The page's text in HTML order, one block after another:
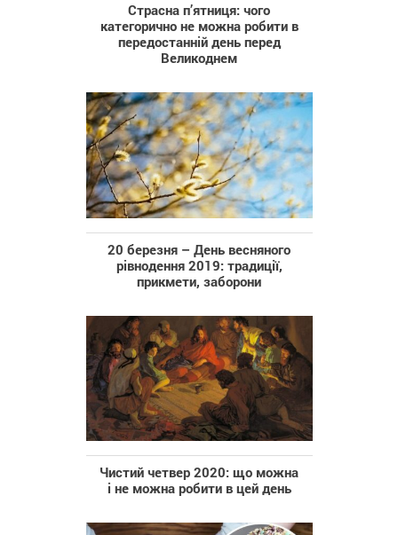
Страсна п’ятниця: чого
категорично не можна робити в
передостанній день перед
Великоднем
20 березня – День весняного
рівнодення 2019: традиції,
прикмети, заборони
Чистий четвер 2020: що можна
і не можна робити в цей день